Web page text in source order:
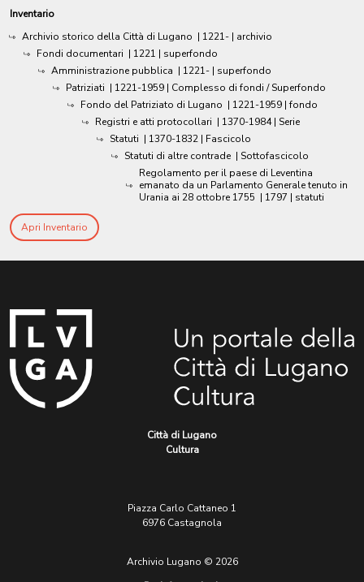
Inventario
Archivio storico della Città di Lugano | 1221- | archivio
Fondi documentari | 1221 | superfondo
Amministrazione pubblica | 1221- | superfondo
Patriziati | 1221-1959 | Complesso di fondi / Superfondo
Fondo del Patriziato di Lugano | 1221-1959 | fondo
Registri e atti protocollari | 1370-1984 | Serie
Statuti | 1370-1832 | Fascicolo
Statuti di altre contrade | Sottofascicolo
Regolamento per il paese di Leventina
emanato da un Parlamento Generale tenuto in
Urania ai 28 ottobre 1755 | 1797 | statuti
Apri Inventario
Città di Lugano
Cultura
Piazza Carlo Cattaneo 1
6976 Castagnola
Archivio Lugano © 2026